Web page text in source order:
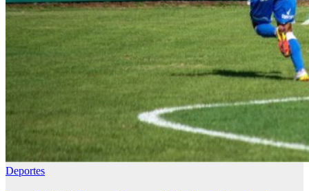
Deportes